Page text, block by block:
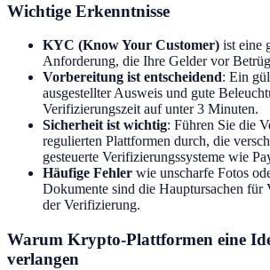
Wichtige Erkenntnisse
KYC (Know Your Customer) ist eine
Anforderung, die Ihre Gelder vor
Vorbereitung ist entscheidend: Ein
ausgestellter Ausweis und gute
Verifizierungszeit auf unter 3 Minuten.
Sicherheit ist wichtig: Führen Sie die
regulierten Plattformen durch, die
gesteuerte Verifizierungssysteme wie
Häufige Fehler wie unscharfe Fotos
Dokumente sind die Hauptursachen für
der Verifizierung.
Warum Krypto-Plattformen eine
verlangen